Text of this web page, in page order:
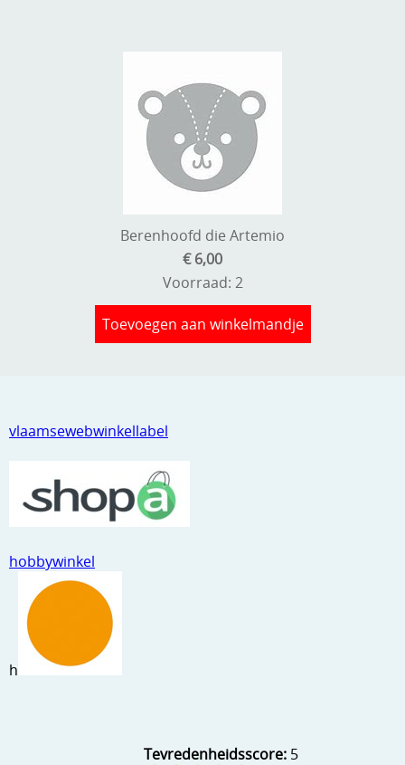
vlaamsewebwinkellabel
hobbywinkel
h
Tevredenheidsscore: 5
Berenhoofd die Artemio
€ 6,00
Voorraad: 2
Toevoegen aan winkelmandje